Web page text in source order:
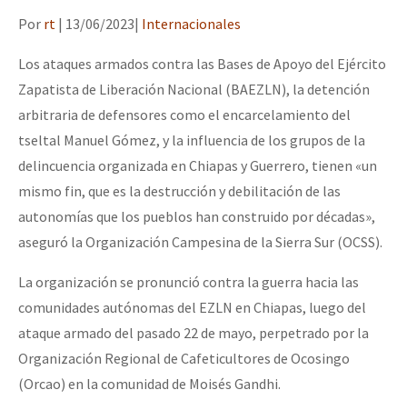
Por rt | 13/06/2023| Internacionales
Los ataques armados contra las Bases de Apoyo del Ejército
Zapatista de Liberación Nacional (BAEZLN), la detención
arbitraria de defensores como el encarcelamiento del
tseltal Manuel Gómez, y la influencia de los grupos de la
delincuencia organizada en Chiapas y Guerrero, tienen «un
mismo fin, que es la destrucción y debilitación de las
autonomías que los pueblos han construido por décadas»,
aseguró la Organización Campesina de la Sierra Sur (OCSS).
La organización se pronunció contra la guerra hacia las
comunidades autónomas del EZLN en Chiapas, luego del
ataque armado del pasado 22 de mayo, perpetrado por la
Organización Regional de Cafeticultores de Ocosingo
(Orcao) en la comunidad de Moisés Gandhi.